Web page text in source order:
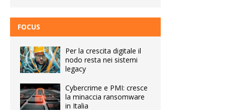
FOCUS
Per la crescita digitale il
nodo resta nei sistemi
legacy
Cybercrime e PMI: cresce
la minaccia ransomware
in Italia